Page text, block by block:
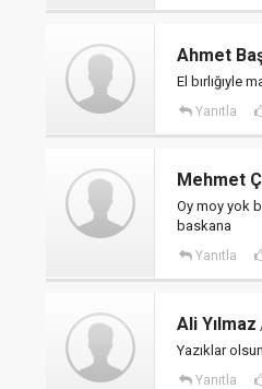
Ahmet
El bırlığıyle
Yanıtla
Mehmet
Oy moy yok
baskana
Yanıtla
Ali Yılmaz
Yazıklar
Yanıtla